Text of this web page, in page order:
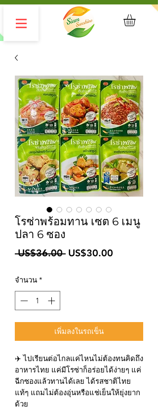
โรซ่าพร้อมทาน เซต 6 เมนู
ปลา 6 ซอง
US$36.00 ราคา
US$30.00
จำนวน *
เพิ่มลงในรถเข็น
✈️ ไปเรียนต่อไกลแค่ไหนไม่ต้องทนคิดถึง
อาหารไทย แค่มีโรซ่าก็อร่อยได้ง่ายๆ แค่
ฉีกซองแล้วทานได้เลย ได้รสชาติไทย
แท้ๆ แถมไม่ต้องอุ่นหรือแช่เย็นให้ยุ่งยาก
ด้วย